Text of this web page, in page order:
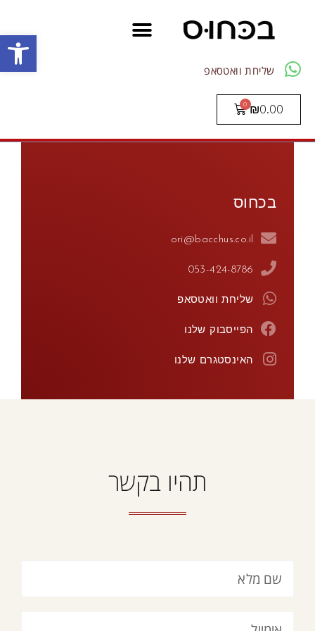
פתח
שליחת וואטסאפ
₪0.00
בכחוס
ori@bacchus.co.il
053-424-8786
שליחת וואטסאפ
הפייסבוק שלנו
האינסטגרם שלנו
תהיו בקשר